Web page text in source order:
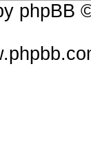
phpBB